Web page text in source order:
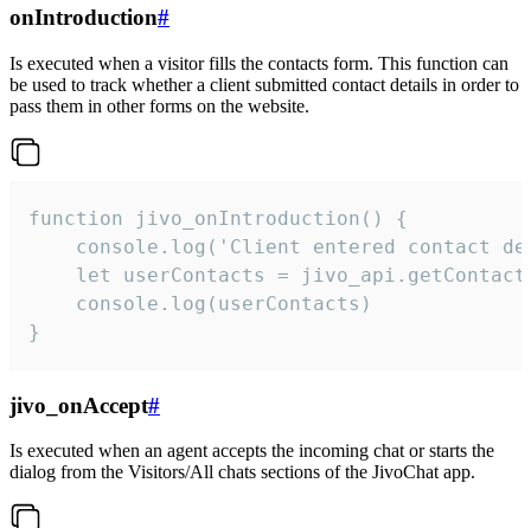
onIntroduction#
Is executed when a visitor fills the contacts form. This function can
be used to track whether a client submitted contact details in order to
pass them in other forms on the website.
function jivo_onIntroduction() {
console.log('Client entered contact
let userContacts =
    console.log(userContacts)
}
jivo_onAccept#
Is executed when an agent accepts the incoming chat or starts the
dialog from the Visitors/All chats sections of the JivoChat app.